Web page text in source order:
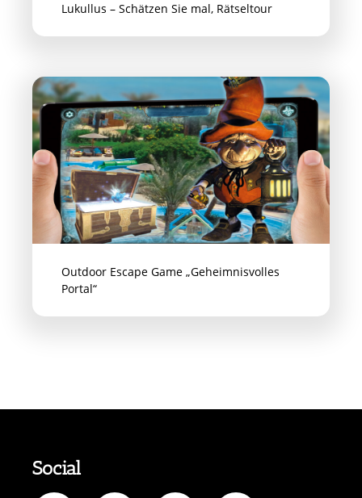
Lukullus – Schätzen Sie mal, Rätseltour
Outdoor Escape Game „Geheimnisvolles
Portal“
Social